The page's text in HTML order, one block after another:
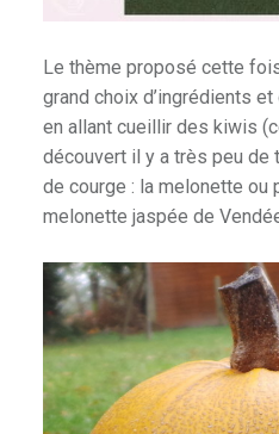
Le thème proposé cette
grand choix d’ingrédients
en allant cueillir des kiwis
découvert il y a très peu de
de courge : la melonette ou
melonette jaspée de